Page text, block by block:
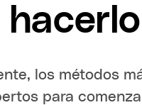
los métodos
para